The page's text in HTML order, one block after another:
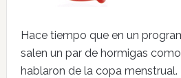
Hace tiempo que en un
salen un par de hormigas
hablaron de la copa